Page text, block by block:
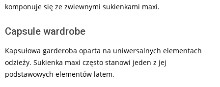
komponuje się ze zwiewnymi sukienkami maxi.
Capsule wardrobe
Kapsułowa garderoba oparta na uniwersalnych elementach
odzieży. Sukienka maxi często stanowi jeden z jej
podstawowych elementów latem.